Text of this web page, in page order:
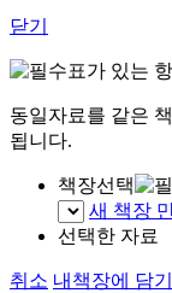
닫기
표가 있는
동일자료를 같은
됩니다.
책장선택
새 책장
선택한 자료
취소 내책장에 담기